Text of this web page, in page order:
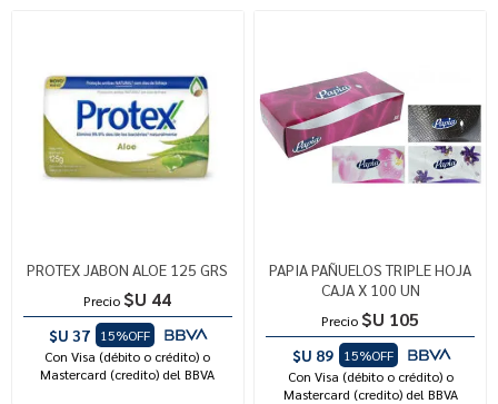
PROTEX JABON ALOE 125 GRS
Precio $U 44
$U 37
15%OFF
Con Visa (débito o crédito) o
Mastercard (credito) del BBVA
PAPIA PAÑUELOS TRIPLE HOJA
CAJA X 100 UN
Precio $U 105
$U 89
15%OFF
Con Visa (débito o crédito) o
Mastercard (credito) del BBVA